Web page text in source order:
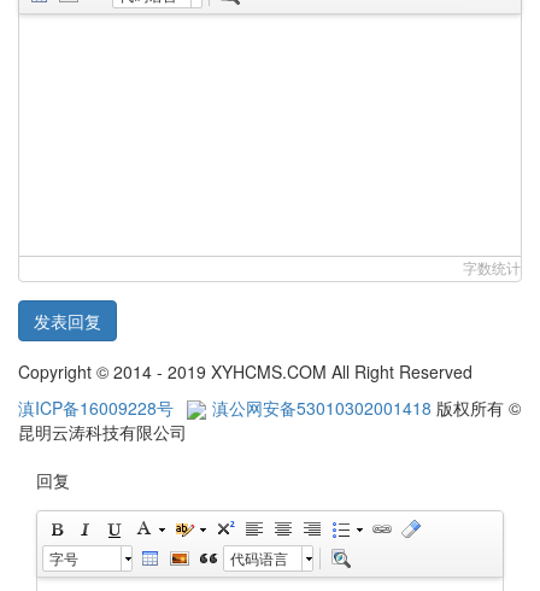
字数统计
发表回复
Copyright © 2014 - 2019 XYHCMS.COM All Right Reserved
滇ICP备16009228号
滇公网安备53010302001418 版权所有 ©
昆明云涛科技有限公司
回复
字号 代码语言